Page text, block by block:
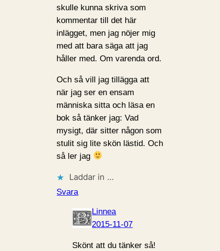
skulle kunna skriva som
kommentar till det här
inlägget, men jag nöjer mig
med att bara säga att jag
håller med. Om varenda ord.
Och så vill jag tillägga att
när jag ser en ensam
människa sitta och läsa en
bok så tänker jag: Vad
mysigt, där sitter någon som
stulit sig lite skön lästid. Och
så ler jag
Laddar in …
Svara
Linnea
2015-11-07
Skönt att du tänker så!